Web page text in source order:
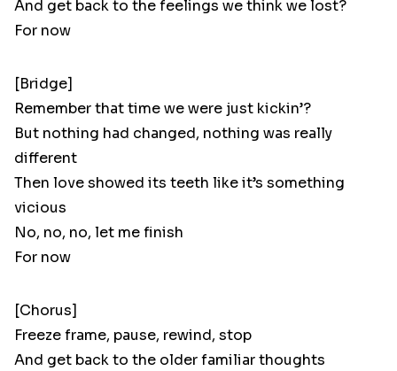
And get back to the feelings we think we lost?
For now
[Bridge]
Remember that time we were just kickin’?
But nothing had changed, nothing was really
different
Then love showed its teeth like it’s something
vicious
No, no, no, let me finish
For now
[Chorus]
Freeze frame, pause, rewind, stop
And get back to the older familiar thoughts